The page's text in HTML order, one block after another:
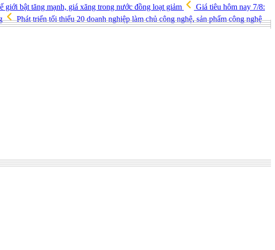
giới bật tăng mạnh, giá xăng trong nước đồng loạt giảm
Giá tiêu hôm nay 7/8:
Phát triển tối thiểu 20 doanh nghiệp làm chủ công nghệ, sản phẩm công nghệ